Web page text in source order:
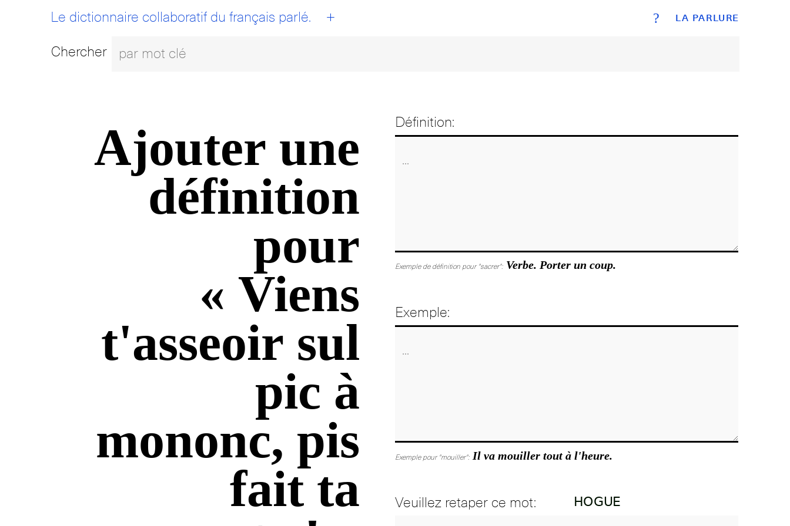
LA PARLURE
Le dictionnaire collaboratif du français parlé. + ?
Chercher
Ajouter une
définition
pour
« Viens
t'asseoir sul
pic à
mononc, pis
fait ta
Définition:
Exemple de définition pour "sacrer": Verbe. Porter un coup.
Exemple:
Exemple pour "mouiller": Il va mouiller tout à l'heure.
Veuillez retaper ce mot: